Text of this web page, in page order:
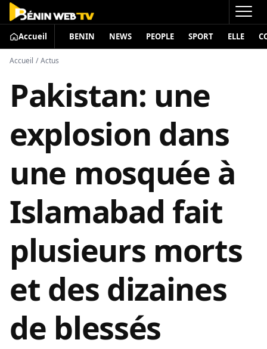
Accueil BENIN NEWS PEOPLE SPORT ELLE
Accueil / Actus
Pakistan: une
explosion dans
une mosquée à
Islamabad fait
plusieurs morts
et des dizaines
de blessés